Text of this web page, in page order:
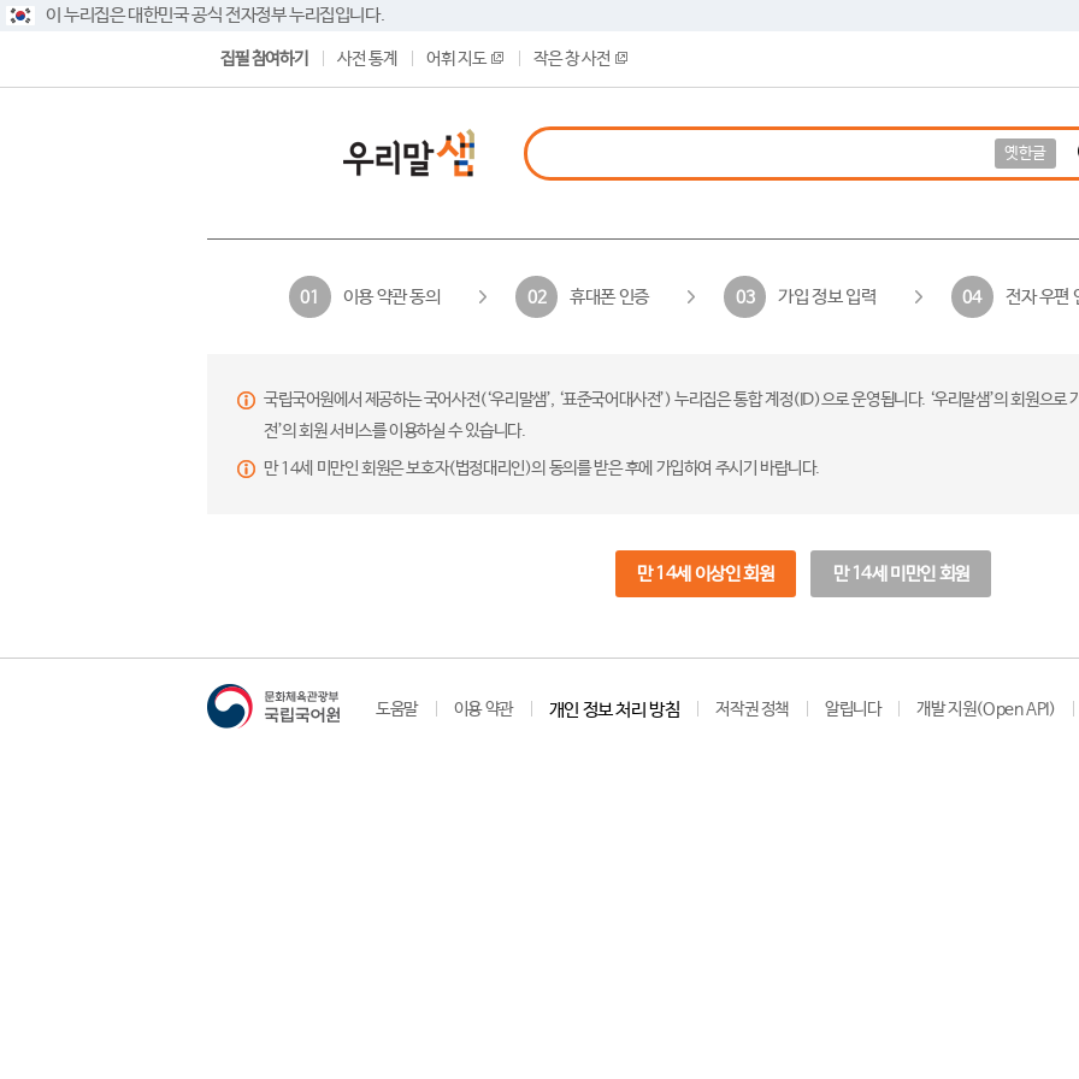
이 누리집은 대한민국 공식 전자정부 누리집입니다.
집필 참여하기 사전 통계 어휘 지도 작은 창 사전
옛한글
01 이용 약관 동의 02 휴대폰 인증 03 가입 정보 입력 04 전자 우편
국립국어원에서 제공하는 국어사전(‘우리말샘’, ‘표준국어대사전’) 누리집은 통합 계정(ID)으로 운영됩니다. ‘우리말샘’의 회원으
전’의 회원 서비스를 이용하실 수 있습니다.
만 14세 미만인 회원은 보호자(법정대리인)의 동의를 받은 후에 가입하여 주시기 바랍니다.
만 14세 이상인 회원 만 14세 미만인 회원
도움말 이용 약관 개인 정보 처리 방침 저작권 정책 알립니다 개발 지원(Open API)